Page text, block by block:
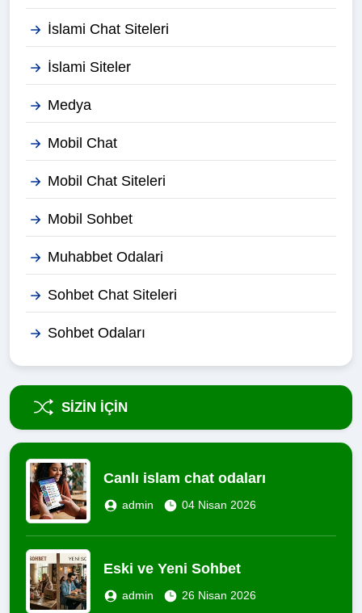
İslami Chat Siteleri
İslami Siteler
Medya
Mobil Chat
Mobil Chat Siteleri
Mobil Sohbet
Muhabbet Odalari
Sohbet Chat Siteleri
Sohbet Odaları
SIZIN İÇIN
Canlı islam chat odaları
admin 04 Nisan 2026
Eski ve Yeni Sohbet
admin 26 Nisan 2026